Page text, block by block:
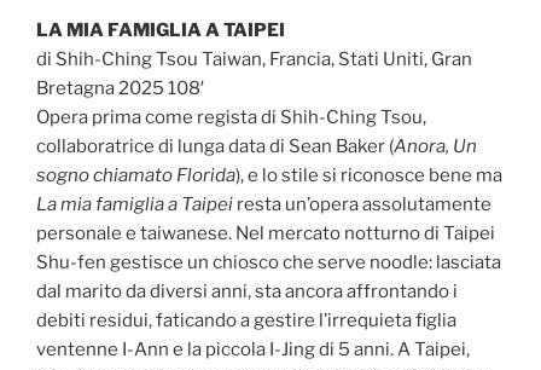
LA MIA FAMIGLIA A TAIPEI
di Shih-Ching Tsou Taiwan, Francia, Stati Uniti, Gran
Bretagna 2025 108′
Opera prima come regista di Shih-Ching Tsou,
collaboratrice di lunga data di Sean Baker (Anora, Un
sogno chiamato Florida), e lo stile si riconosce bene ma
La mia famiglia a Taipei resta un’opera assolutamente
personale e taiwanese. Nel mercato notturno di Taipei
Shu-fen gestisce un chiosco che serve noodle: lasciata
dal marito da diversi anni, sta ancora affrontando i
debiti residui, faticando a gestire l’irrequieta figlia
ventenne I-Ann e la piccola I-Jing di 5 anni. A Taipei,